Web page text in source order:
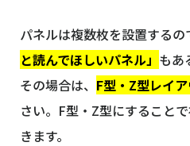
パネルは複数枚を設置するの
と読んでほしいパネル」 もあ
その場合は、 F型・Z型レイ
さい。F型・Z型にすること
きます。